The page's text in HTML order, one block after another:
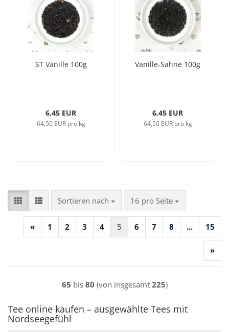
ST Vanille 100g
6,45 EUR
64,50 EUR pro kg
Vanille-Sahne 100g
6,45 EUR
64,50 EUR pro kg
Sortieren nach
Sortieren nach 16 pro Seite
pro Seite
« 1 2 3 4 5 6 7 8 ... 15
»
65 bis 80 (von insgesamt 225)
Tee online kaufen – ausgewählte Tees mit
Nordseegefühl